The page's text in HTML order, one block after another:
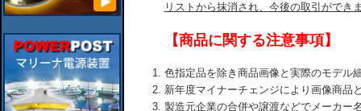
リストから抹消され、今後の取引ができ
【商品に関する注意事項】
色指定品を除き商品画像と実際のモデル
新年度マイナーチェンジにより画像商品
製造元企業の合併や譲渡などでメーカー